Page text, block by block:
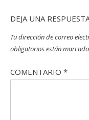
DEJA UNA
Tu dirección de correo
obligatorios están
COMENTARIO *